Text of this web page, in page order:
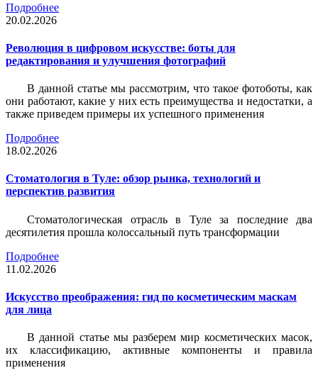
Подробнее
20.02.2026
Революция в цифровом искусстве: боты для
редактирования и улучшения фотографий
В данной статье мы рассмотрим, что такое фотоботы, как
они работают, какие у них есть преимущества и недостатки, а
также приведем примеры их успешного применения
Подробнее
18.02.2026
Стоматология в Туле: обзор рынка, технологий и
перспектив развития
Стоматологическая отрасль в Туле за последние два
десятилетия прошла колоссальный путь трансформации
Подробнее
11.02.2026
Искусство преображения: гид по косметическим маскам
для лица
В данной статье мы разберем мир косметических масок,
их классификацию, активные компоненты и правила
применения